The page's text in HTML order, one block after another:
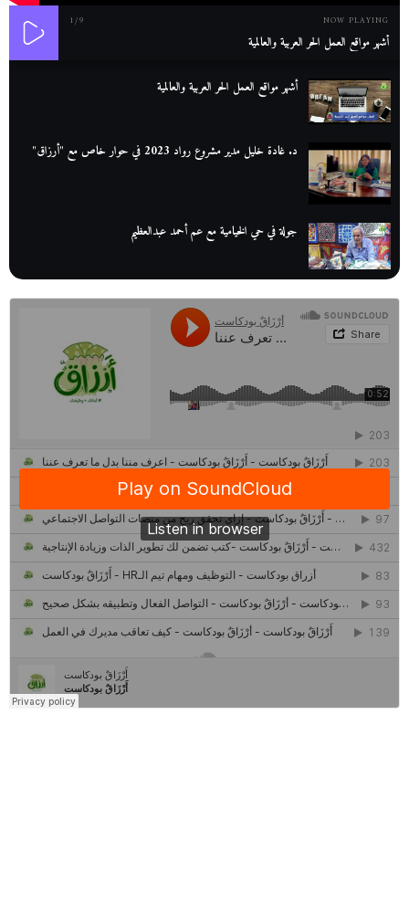
NOW PLAYING
1/9
أشهر مواقع العمل الحر العربية والعالمية
أشهر مواقع العمل الحر العربية والعالمية
د. غادة خليل مدير مشروع رواد 2023 في حوار خاص مع "أرزاق"
جولة في حي الخيامية مع عم أحمد عبدالعظيم
عم عوض| قصة كفاح بائع كتب تبدأ بالأُمية
أقدم مطحن بن في مصر| يكشف لنا أسرار صناعة البن
حصاد 2022 لمشروع "رواد 2030″
كل ما تريد معرفته عن مشروع "رواد 2030″
مركز جروان للثقافة والفنون | نموذج المركز القروي الريادي في الثقافة